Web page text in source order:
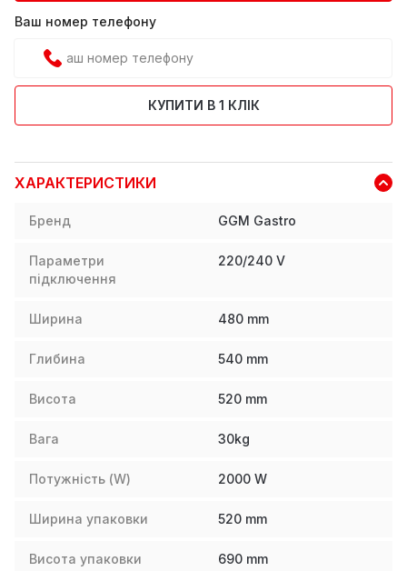
Ваш номер телефону
КУПИТИ В 1 КЛІК
ХАРАКТЕРИСТИКИ
Бренд GGM Gastro
Параметри
підключення
220/240 V
Ширина 480 mm
Глибина 540 mm
Висота 520 mm
Вага 30kg
Потужність (W) 2000 W
Ширина упаковки 520 mm
Висота упаковки 690 mm